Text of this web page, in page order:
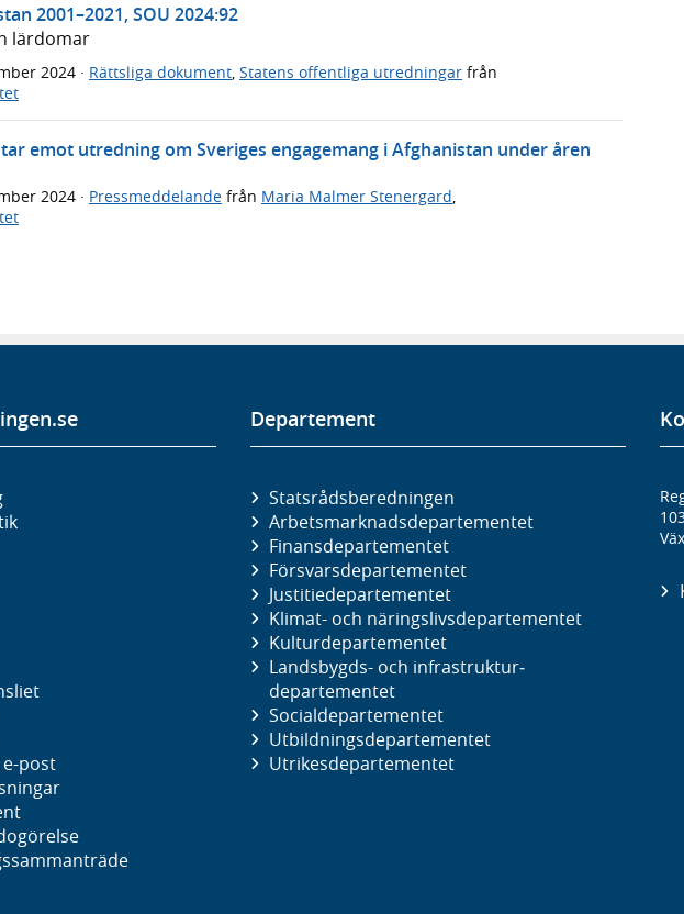
2001–2021, SOU 2024:92
lärdomar
2024 · Rättsliga dokument Statens offentliga utredningar från
emot utredning om Sveriges engagemang i Afghanistan under åren
2024 · Pressmeddelande från Maria Malmer Stenergard,
post
Departement
Statsrådsberedningen
Arbetsmarknads­departementet
Finans­departementet
Försvars­departementet
Justitie­departementet
Klimat- och näringslivs­departementet
Kultur­departementet
Landsbygds- och infrastruktur­
departementet
Social­departementet
Utbildnings­departementet
Utrikes­departementet